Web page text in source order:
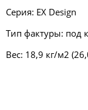
Серия: EX Design
Тип фактуры: под
Вес: 18,9 кг/м2